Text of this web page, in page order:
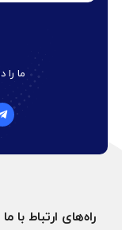
ما
راه‌های ارتباط با ما